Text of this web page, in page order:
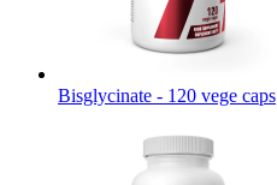
Bisglycinate - 120 vege caps